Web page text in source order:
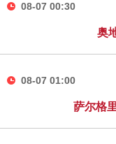
08-07 00:30
奥
08-07 01:00
萨尔格